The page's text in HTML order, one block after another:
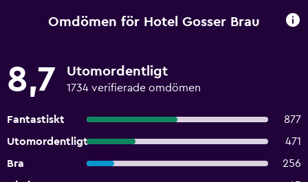
Omdömen för Hotel Gosser Brau
8,7 Utomordentligt
1734 verifierade omdömen
Fantastiskt
877
Utomordentligt
471
Bra
256